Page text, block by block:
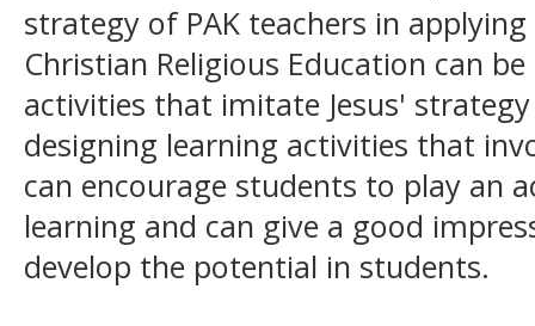
strategy of PAK teachers in
Christian Religious Education can
activities that imitate Jesus'
designing learning activities that
can encourage students to play an
learning and can give a good
develop the potential in students.